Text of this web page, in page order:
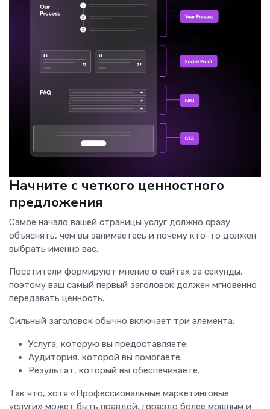
Начните с четкого ценностного
предложения
Самое начало вашей страницы услуг должно сразу
объяснять, чем вы занимаетесь и почему кто-то должен
выбрать именно вас.
Посетители формируют мнение о сайтах за секунды,
поэтому ваш самый первый заголовок должен мгновенно
передавать ценность.
Сильный заголовок обычно включает три элемента:
Услуга, которую вы предоставляете.
Аудитория, которой вы помогаете.
Результат, который вы обеспечиваете.
Так что, хотя «Профессиональные маркетинговые
услуги» может быть правдой, гораздо более мощным и